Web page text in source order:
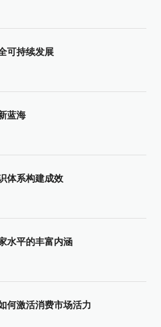
可持续发展
蓝海
体系构建成效
水平的丰富内涵
何激活消费市场活力